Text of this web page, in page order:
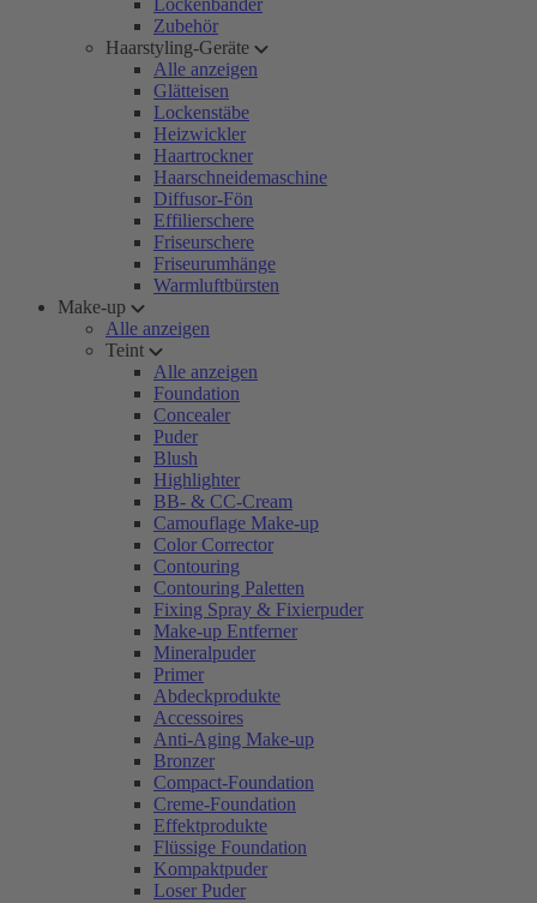
Lockenbänder
Zubehör
Haarstyling-Geräte
Alle anzeigen
Glätteisen
Lockenstäbe
Heizwickler
Haartrockner
Haarschneidemaschine
Diffusor-Fön
Effilierschere
Friseurschere
Friseurumhänge
Warmluftbürsten
Make-up
Alle anzeigen
Teint
Alle anzeigen
Foundation
Concealer
Puder
Blush
Highlighter
BB- & CC-Cream
Camouflage Make-up
Color Corrector
Contouring
Contouring Paletten
Fixing Spray & Fixierpuder
Make-up Entferner
Mineralpuder
Primer
Abdeckprodukte
Accessoires
Anti-Aging Make-up
Bronzer
Compact-Foundation
Creme-Foundation
Effektprodukte
Flüssige Foundation
Kompaktpuder
Loser Puder